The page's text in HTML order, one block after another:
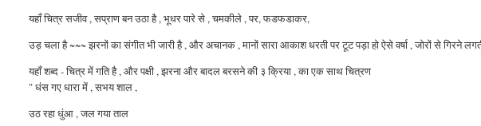
यहाँ चित्र सजीव , सप्राण बन उठा है , भूधर पारे से , चमकीले , पर, फडफडाकर,
उड़ चला है ~~~ झरनों का संगीत भी जारी है , और अचानक , मानों सारा आकाश धरती पर टूट पड़ा हो ऐसे वर्षा , जोरों से गिरने
यहाँ शब्द - चित्र में गति है , और पक्षी , झरना और बादल बरसने की ३ क्रिया , का एक साथ चित्रण
" धंस गए धारा में , सभय शाल ,
उठ रहा धुंआ , जल गया ताल